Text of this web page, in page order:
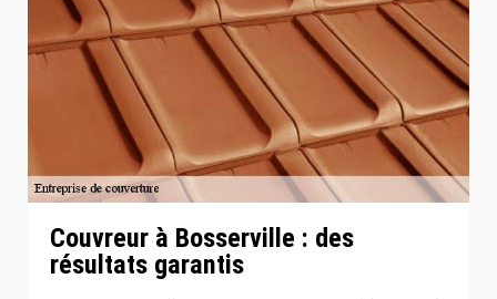
Couvreur à Bosserville : des
résultats garantis